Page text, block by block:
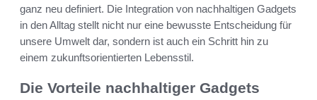
ganz neu definiert. Die Integration von nachhaltigen Gadgets
in den Alltag stellt nicht nur eine bewusste Entscheidung für
unsere Umwelt dar, sondern ist auch ein Schritt hin zu
einem zukunftsorientierten Lebensstil.
Die Vorteile nachhaltiger Gadgets